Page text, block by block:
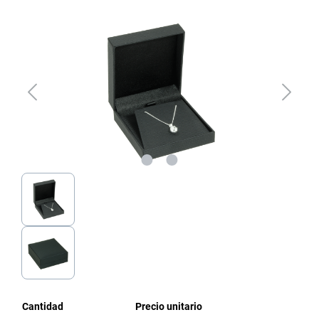
Cantidad Precio unitario